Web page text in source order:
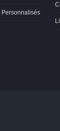
Personnalisés